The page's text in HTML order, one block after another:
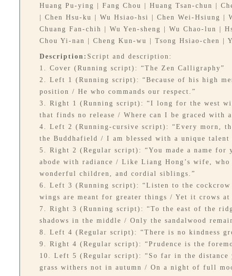
Huang Pu-ying | Fang Chou | Huang Tsan-chun |
| Chen Hsu-ku | Wu Hsiao-hsi | Chen Wei-Hsiung
Chuang Fan-chih | Wu Yen-sheng | Wu Chao-lun |
Chou Yi-nan | Cheng Kun-wu | Tsong Hsiao-chen |
Description: Script and description:
1. Cover (Running script): “The Zen Calligraphy”
2. Left 1 (Running script): “Because of his high
position / He who commands our respect.”
3. Right 1 (Running script): “I long for the west
that finds no release / Where can I be graced with
4. Left 2 (Running-cursive script): “Every morn,
the Buddhafield / I am blessed with a unique
5. Right 2 (Regular script): “You made a name
abode with radiance / Like Liang Hong’s wife,
wonderful children, and cordial siblings.”
6. Left 3 (Running script): “Listen to the
wings are meant for greater things / Yet it crows at
7. Right 3 (Running script): “To the east of the
shadows in the middle / Only the sandalwood
8. Left 4 (Regular script): “There is no kindness
9. Right 4 (Regular script): “Prudence is the
10. Left 5 (Regular script): “So far in the distance
grass withers not in autumn / On a night of full